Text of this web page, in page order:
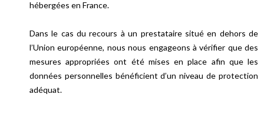
hébergées en France.
Dans le cas du recours à un prestataire situé en dehors de
l’Union européenne, nous nous engageons à vérifier que des
mesures appropriées ont été mises en place afin que les
données personnelles bénéficient d’un niveau de protection
adéquat.